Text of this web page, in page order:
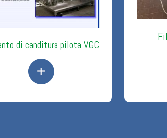
di canditura pilota VGC